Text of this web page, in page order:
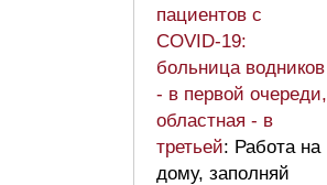
пациентов с
COVID-19:
больница водников
- в первой очереди,
областная - в
третьей: Работа на
дому, заполняй